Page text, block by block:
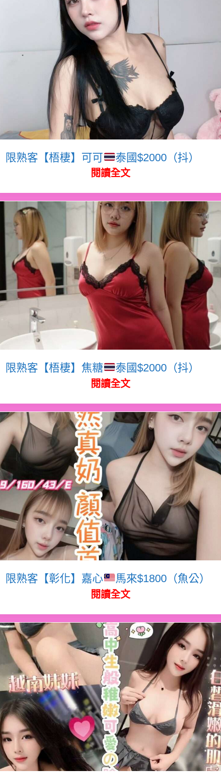
限熟客【梧棲】可可 泰國$2000（抖）
閱讀全文
限熟客【梧棲】焦糖 泰國$2000（抖）
閱讀全文
限熟客【彰化】嘉心 馬來$1800（魚公）
閱讀全文